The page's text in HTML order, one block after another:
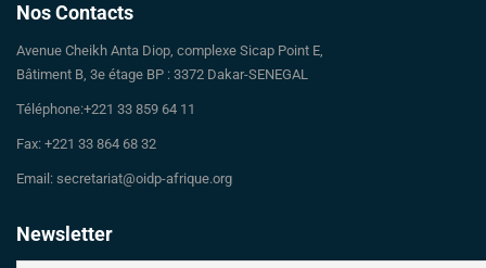
Nos Contacts
Avenue Cheikh Anta Diop, complexe Sicap Point E,
Bâtiment B, 3e étage BP : 3372 Dakar-SENEGAL
Téléphone:+221 33 859 64 11
Fax: +221 33 864 68 32
Email: secretariat@oidp-afrique.org
Newsletter